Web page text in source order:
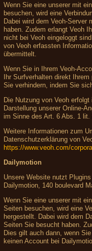
Wenn Sie eine unserer mit
besuchen, wird eine
Dabei wird dem Veoh-
haben. Zudem erlangt Veoh
nicht bei Veoh eingeloggt
von Veoh erfassten
übermittelt.
Wenn Sie in Ihrem Veoh-
Ihr Surfverhalten direkt
Sie verhindern, indem Sie
Die Nutzung von Veoh
Darstellung unserer Online-
im Sinne des Art. 6 Abs. 1 lit.
Weitere Informationen zum
Datenschutzerklärung von
https://www.veoh.com/
Dailymotion
Unsere Website nutzt
Dailymotion, 140 boulevard
Wenn Sie eine unserer mit
Seiten besuchen, wird eine
hergestellt. Dabei wird dem
Seiten Sie besucht haben.
Dies gilt auch dann, wenn
keinen Account bei